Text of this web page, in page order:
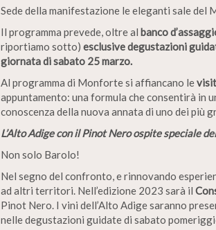
Sede della manifestazione le eleganti sale del
Il programma prevede, oltre al banco
riportiamo sotto) esclusive degustazioni
giornata di sabato 25 marzo.
Al programma di Monforte si affiancano le
appuntamento: una formula che consentirà in
conoscenza della nuova annata di uno dei più
L’Alto Adige con il Pinot Nero ospite speciale
Non solo Barolo!
Nel segno del confronto, e rinnovando
ad altri territori. Nell’edizione 2023 sarà il
Pinot Nero. I vini dell’Alto Adige saranno
nelle degustazioni guidate di sabato